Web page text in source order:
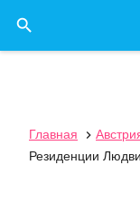

Главная 
Резиденции